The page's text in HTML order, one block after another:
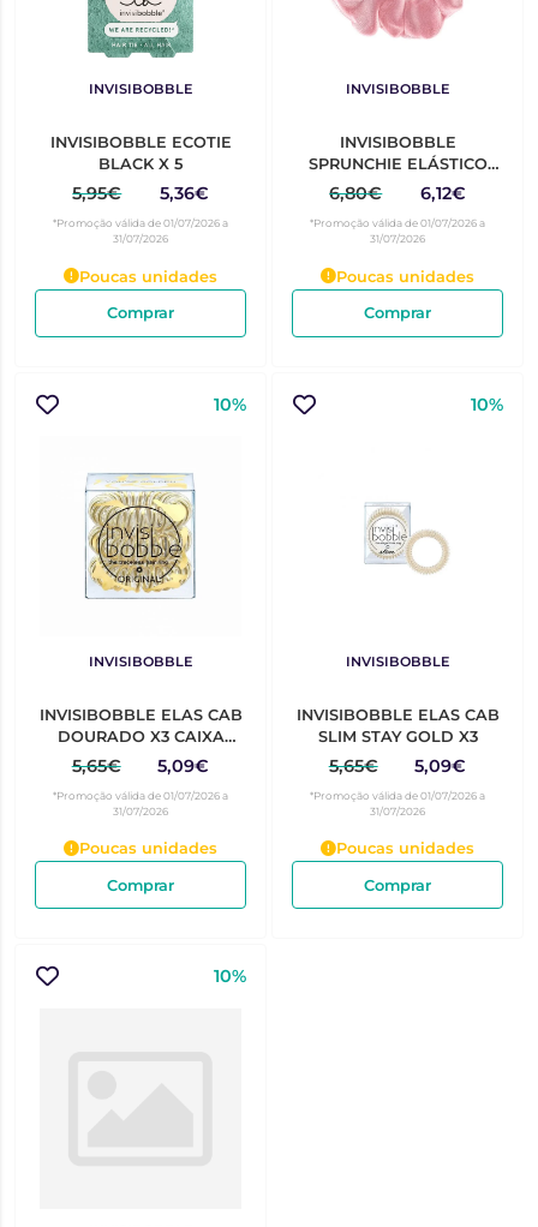
INVISIBOBBLE
INVISIBOBBLE ECOTIE
BLACK X 5
5,95€ 5,36€
*Promoção válida de 01/07/2026 a
31/07/2026
Poucas unidades
Comprar
INVISIBOBBLE
INVISIBOBBLE
SPRUNCHIE ELÁSTICO
CABELO PRIMA
BALLERINA ROSA
6,80€ 6,12€
*Promoção válida de 01/07/2026 a
31/07/2026
Poucas unidades
Comprar
10%
INVISIBOBBLE
INVISIBOBBLE ELAS CAB
DOURADO X3 CAIXA
3UNIDADE(S) DOURADO
5,65€ 5,09€
*Promoção válida de 01/07/2026 a
31/07/2026
Poucas unidades
Comprar
10%
INVISIBOBBLE
INVISIBOBBLE ELAS CAB
SLIM STAY GOLD X3
5,65€ 5,09€
*Promoção válida de 01/07/2026 a
31/07/2026
Poucas unidades
Comprar
10%